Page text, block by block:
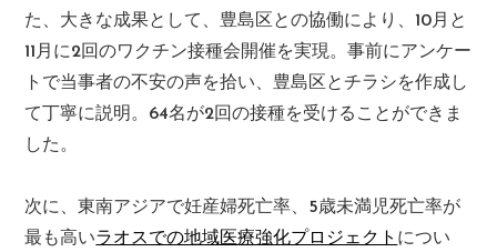
た、大きな成果として、豊島区との協働により、10月と
11月に2回のワクチン接種会開催を実現。事前にアンケー
トで当事者の不安の声を拾い、豊島区とチラシを作成し
て丁寧に説明。64名が2回の接種を受けることができま
した。
次に、東南アジアで妊産婦死亡率、5歳未満児死亡率が
最も高いラオスでの地域医療強化プロジェクト につい